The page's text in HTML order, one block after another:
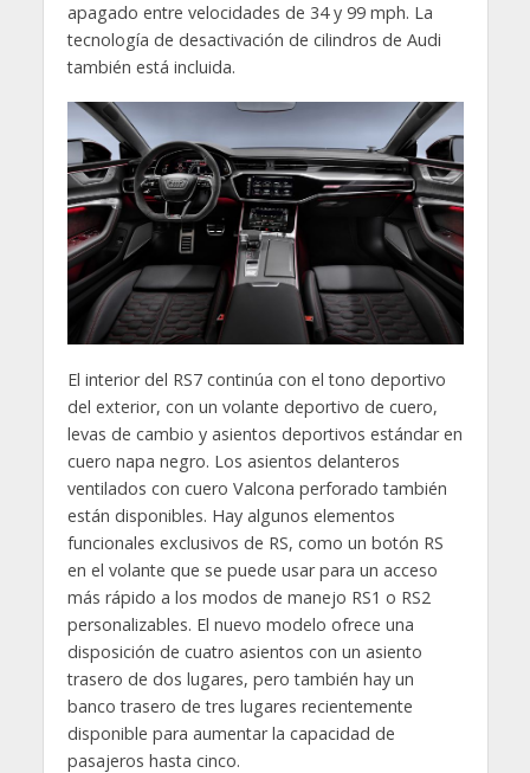
apagado entre velocidades de 34 y 99 mph. La
tecnología de desactivación de cilindros de Audi
también está incluida.
El interior del RS7 continúa con el tono deportivo
del exterior, con un volante deportivo de cuero,
levas de cambio y asientos deportivos estándar en
cuero napa negro. Los asientos delanteros
ventilados con cuero Valcona perforado también
están disponibles. Hay algunos elementos
funcionales exclusivos de RS, como un botón RS
en el volante que se puede usar para un acceso
más rápido a los modos de manejo RS1 o RS2
personalizables. El nuevo modelo ofrece una
disposición de cuatro asientos con un asiento
trasero de dos lugares, pero también hay un
banco trasero de tres lugares recientemente
disponible para aumentar la capacidad de
pasajeros hasta cinco.